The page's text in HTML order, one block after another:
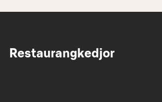
Restaurangkedjor